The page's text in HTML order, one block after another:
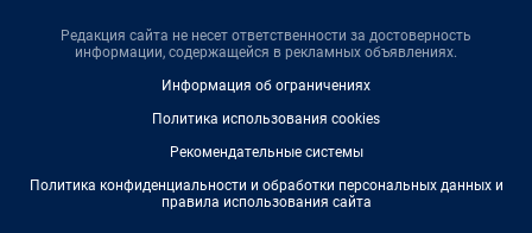
Редакция сайта не несет ответственности за достоверность
информации, содержащейся в рекламных объявлениях.
Информация об ограничениях
Политика использования cookies
Рекомендательные системы
Политика конфиденциальности и обработки персональных данных и
правила использования сайта